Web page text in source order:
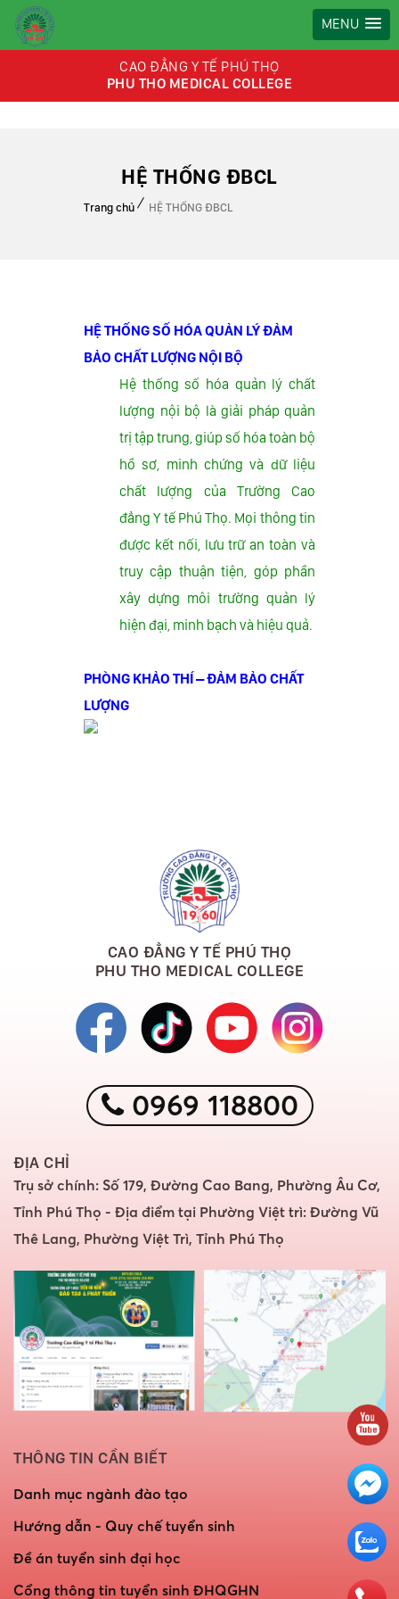
MENU
CAO ĐẲNG Y TẾ PHÚ THỌ
PHU THO MEDICAL COLLEGE
HỆ THỐNG ĐBCL
Trang chủ HỆ THỐNG ĐBCL
HỆ THỐNG SỐ HÓA QUẢN LÝ ĐẢM
BẢO CHẤT LƯỢNG NỘI BỘ
Hệ thống số hóa quản lý chất
lượng nội bộ là giải pháp quản
trị tập trung, giúp số hóa toàn bộ
hồ sơ, minh chứng và dữ liệu
chất lượng của Trường Cao
đẳng Y tế Phú Thọ. Mọi thông tin
được kết nối, lưu trữ an toàn và
truy cập thuận tiện, góp phần
xây dựng môi trường quản lý
hiện đại, minh bạch và hiệu quả.
PHÒNG KHẢO THÍ – ĐẢM BẢO CHẤT
LƯỢNG
CAO ĐẲNG Y TẾ PHÚ THỌ
PHU THO MEDICAL COLLEGE
0969 118800
ĐỊA CHỈ
Trụ sở chính: Số 179, Đường Cao Bang, Phường Âu Cơ,
Tỉnh Phú Thọ - Địa điểm tại Phường Việt trì: Đường Vũ
Thê Lang, Phường Việt Trì, Tỉnh Phú Thọ
THÔNG TIN CẦN BIẾT
Danh mục ngành đào tạo
Hướng dẫn - Quy chế tuyển sinh
Đề án tuyển sinh đại học
Cổng thông tin tuyển sinh ĐHQGHN